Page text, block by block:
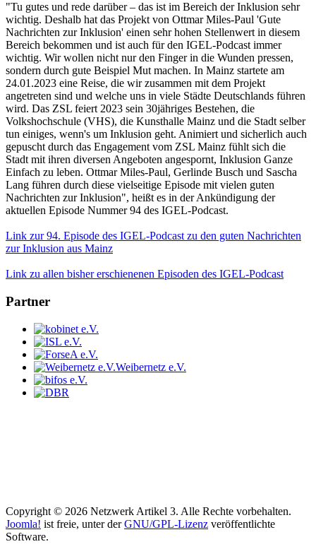
"Tu gutes und rede darüber – das ist im Bereich der Inklusion sehr
wichtig. Deshalb hat das Projekt von Ottmar Miles-Paul 'Gute
Nachrichten zur Inklusion' einen sehr hohen Stellenwert in diesem
Bereich bekommen und ist auch für den IGEL-Podcast immer
wichtig. Wir wollen nicht nur den Finger in die Wunden pressen,
sondern durch gute Beispiel Mut machen. In Mainz startete am
24.01.2023 eine Reise, die wir zusammen mit dem Projekt
angetreten sind und welche uns in viele Städte Deutschlands führen
wird. Das ZSL feiert 2023 sein 30jähriges Bestehen, die
Volkshochschule (VHS), die Kunsthalle Mainz und die Stadt selber
tun einiges, wenn's um Inklusion geht. Animiert und sicherlich auch
gepuscht durch das Engagement vom ZSL Mainz fühlt sich die
Stadt mit ihren diversen Angeboten angespornt, Inklusion Ganze
Einfach zu leben. Ottmar Miles-Paul, Gerlinde Busch und Sascha
Lang führen durch diese vielseitige Episode mit vielen guten
Nachrichten zur Inklusion", heißt es in der Ankündigung der
aktuellen Episode Nummer 94 des IGEL-Podcast.
Link zur 94. Episode des IGEL-Podcast zu den guten Nachrichten
zur Inklusion aus Mainz
Link zu allen bisher erschienenen Episoden des IGEL-Podcast
Partner
Weibernetz e.V.
Copyright © 2026 Netzwerk Artikel 3. Alle Rechte vorbehalten.
Joomla! ist freie, unter derGNU/GPL-Lizenz veröffentlichte
Software.